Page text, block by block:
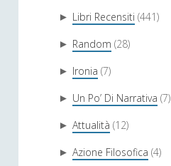
► Libri Recensiti (441)
► Random (28)
► Ironia (7)
► Un Po’ Di Narrativa (7)
► Attualità (12)
► Azione Filosofica (4)